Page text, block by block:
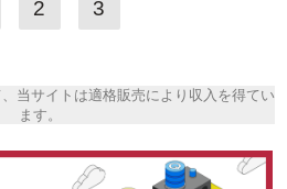
2 3
当サイトは適格販売により収入を得てい
ます。